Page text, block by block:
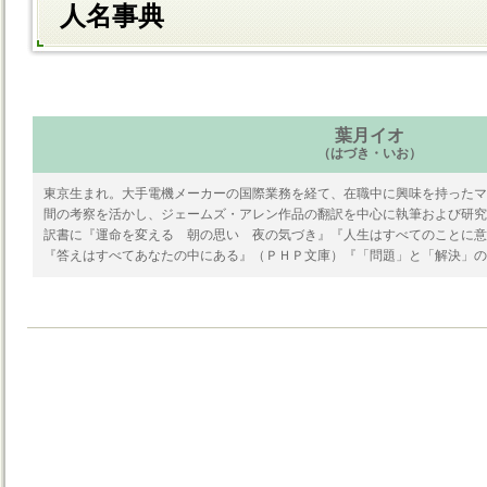
人名事典
葉月イオ
（はづき・いお）
東京生まれ。大手電機メーカーの国際業務を経て、在職中に興味を持った
間の考察を活かし、ジェームズ・アレン作品の翻訳を中心に執筆および研
訳書に『運命を変える 朝の思い 夜の気づき』『人生はすべてのことに
『答えはすべてあなたの中にある』（ＰＨＰ文庫）『「問題」と「解決」